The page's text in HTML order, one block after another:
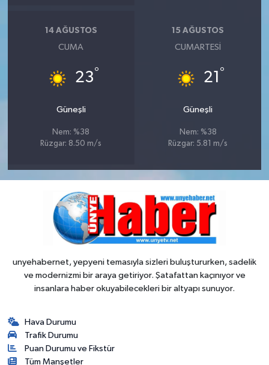
14 AĞUSTOS
CUMA
23°
Güneşli
Nem: %38
Rüzgar: 8.50 m/s
15 AĞUSTOS
CUMARTESI
21 °
Güneşli
Nem: %38
Rüzgar: 5.81 m/s
unyehabernet, yepyeni temasıyla sizleri buluştururken, sadelik
ve modernizmi bir araya getiriyor. Şatafattan kaçınıyor ve
insanlara haber okuyabilecekleri bir altyapı sunuyor.
Hava Durumu
Trafik Durumu
Puan Durumu ve Fikstür
Tüm Manşetler